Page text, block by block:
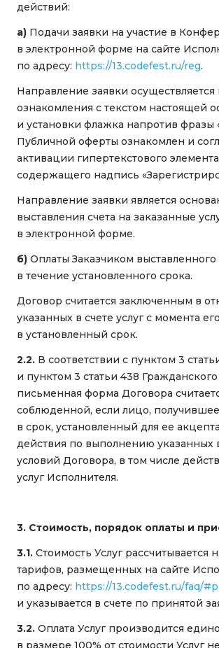
действий:
а) Подачи заявки на участие в
в электронной форме на сайте
по адресу: https://13.codefest.ru/reg.
Направление заявки осуществляется
ознакомления с текстом настоящей
и установки флажка напротив фразы
Публичной оферты ознакомлен и
активации гипертекстового
содержащего надпись
Направление заявки является
выставления счета на заказанные
в электронной форме.
б) Оплаты Заказчиком выставленного
в течение установленного срока.
Договор считается заключенным в
указанных в счете услуг с момента
в установленный срок.
2.2. В соответствии с пунктом 3
и пунктом 3 статьи 438
письменная форма Договора
соблюденной, если лицо,
в срок, установленный для ее
действия по выполнению указанных
условий Договора, в том числе
услуг Исполнителя.
3. Стоимость, порядок оплаты и
3.1. Стоимость Услуг рассчитывается
тарифов, размещенных на сайте
по адресу: https://13.codefest.ru/faq/
и указывается в счете по принятой
3.2. Оплата Услуг производится
в размере 100% от стоимости Услуг